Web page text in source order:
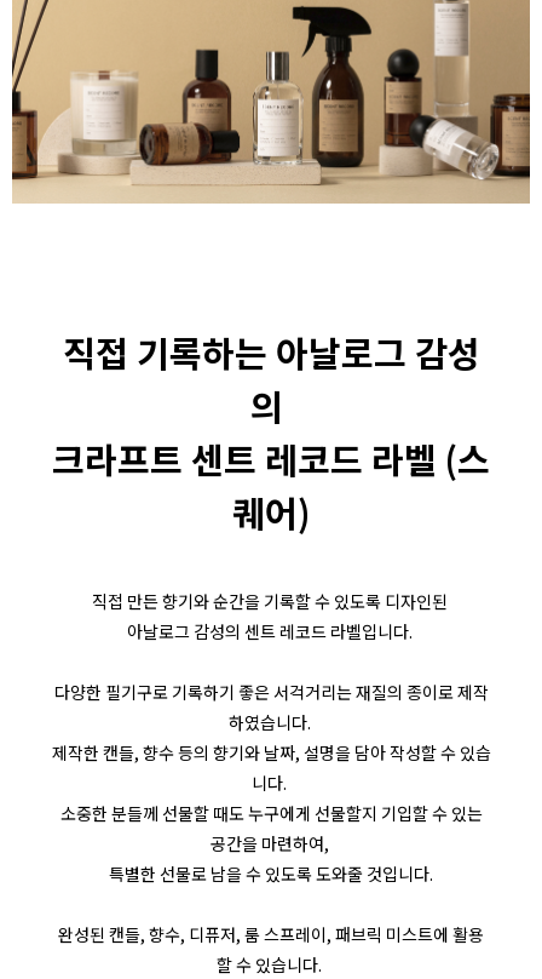
직접 기록하는 아날로그 감성
의
크라프트 센트 레코드 라벨 (스
퀘어)
직접 만든 향기와 순간을 기록할 수 있도록 디자인된
아날로그 감성의 센트 레코드 라벨입니다.
다양한 필기구로 기록하기 좋은 서걱거리는 재질의 종이로 제작
하였습니다.
제작한 캔들, 향수 등의 향기와 날짜, 설명을 담아 작성할 수 있습
니다.
소중한 분들께 선물할 때도 누구에게 선물할지 기입할 수 있는
공간을 마련하여,
특별한 선물로 남을 수 있도록 도와줄 것입니다.
완성된 캔들, 향수, 디퓨저, 룸 스프레이, 패브릭 미스트에 활용
할 수 있습니다.